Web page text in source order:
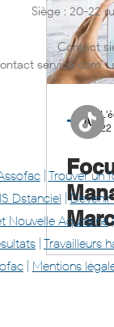
en
Siège : 20-22
Contact
service com' :
Trouver un
Dstanciel
Nouvelle Aquitaine
Travailleurs
Mentions